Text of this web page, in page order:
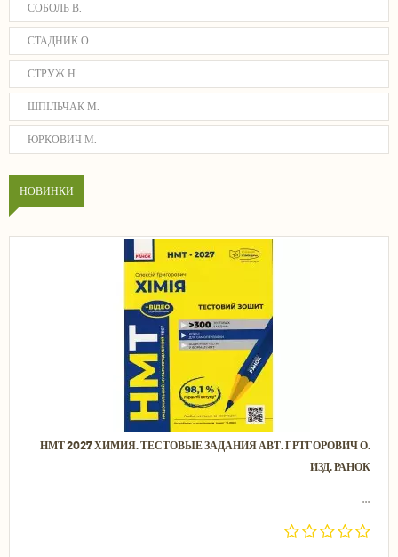
СОБОЛЬ В.
СТАДНИК О.
СТРУЖ Н.
ШПІЛЬЧАК М.
ЮРКОВИЧ М.
НОВИНКИ
НМТ 2027 ХИМИЯ. ТЕСТОВЫЕ ЗАДАНИЯ АВТ. ГРТГОРОВИЧ О.
ИЗД. РАНОК
...